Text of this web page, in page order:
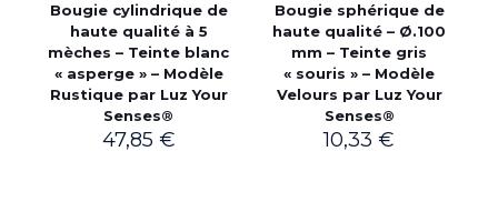
Bougie cylindrique de
haute qualité à 5
mèches – Teinte blanc
« asperge » – Modèle
Rustique par Luz Your
Senses®
47,85 €
Bougie sphérique de
haute qualité – Ø.100
mm – Teinte gris
« souris » – Modèle
Velours par Luz Your
Senses®
10,33€